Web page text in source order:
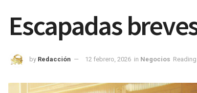
Escapadas
by Redacción 12 febrero, 2026 in Negocios